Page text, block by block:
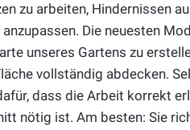
zu arbeiten, Hindernissen
Die neuesten
unseres Gartens zu
vollständig abdecken.
dass die Arbeit korrekt
nötig ist. Am besten: Sie